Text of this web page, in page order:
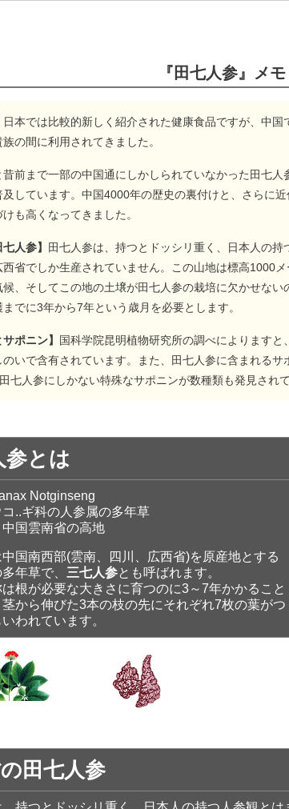
七人参』メモ
日本では比較的新しく紹介された健康食品ですが、中
の間に利用されてきました。
昔前まで一部の中国通にしかしられていなかった田七
及しています。中国4000年の歴史の裏付けと、さらに
も高くなってきました。
人参】 田七人参は、持つとドッシリ重く、日本人の
省でしか生産されていません。この山地は標高1000
、そしてこの地の土壌が田七人参の栽培に欠かせな
でに3年から7年という歳月を必要とします。
ポニン】 国科学院昆明植物研究所の調べによります
のいで含有されています。また、田七人参に含まれる
七人参にしかない特殊なサポニンが数種類も発見され
参とは
Notginseng
ギ科の人参属の多年草
雲南省の高地
中国南西部(雲南、四川、広西省)を原産地とする
年草で、 三七人参とも呼ばれます。
根が必要な大きさに育つのに3～7年かかること
から伸びた3本の枝の先にそれぞれ7枚の葉がつ
われています。
田七人参